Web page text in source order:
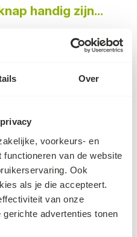
Over
voorkeurs- en
van de website
Ook
als je die accepteert.
van onze
advertenties tonen
handig zijn...
Vlotterput t.b.v.
Paardenbak
put met vlottersysteem
voor waterpeil-regeling in
je paardenbak!
(excl. BTW, per stuk)